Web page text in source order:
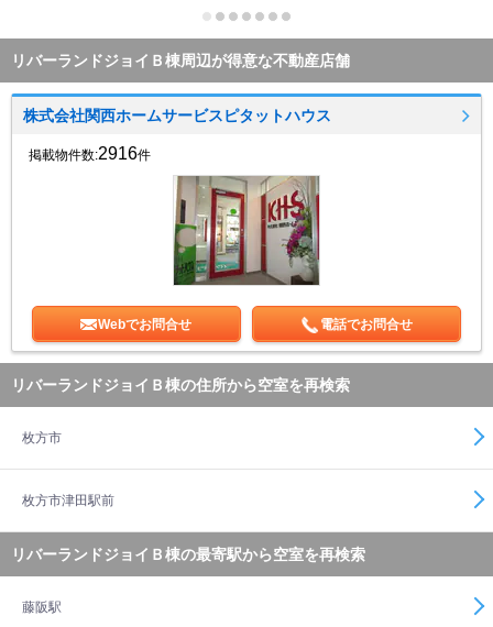
リバーランドジョイＢ棟周辺が得意な不動産店舗
株式会社関西ホームサービスピタットハウス
掲載物件数:2916件
Webでお問合せ 電話でお問合せ
リバーランドジョイＢ棟の住所から空室を再検索
枚方市
枚方市津田駅前
リバーランドジョイＢ棟の最寄駅から空室を再検索
藤阪駅